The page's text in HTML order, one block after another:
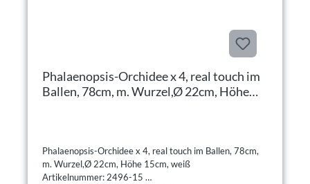
Phalaenopsis-Orchidee x 4, real touch im
Ballen, 78cm, m. Wurzel,Ø 22cm, Höhe
Phalaenopsis-Orchidee x 4, real touch im Ballen, 78cm,
m. Wurzel,Ø 22cm, Höhe 15cm, weiß
Artikelnummer: 2496-15